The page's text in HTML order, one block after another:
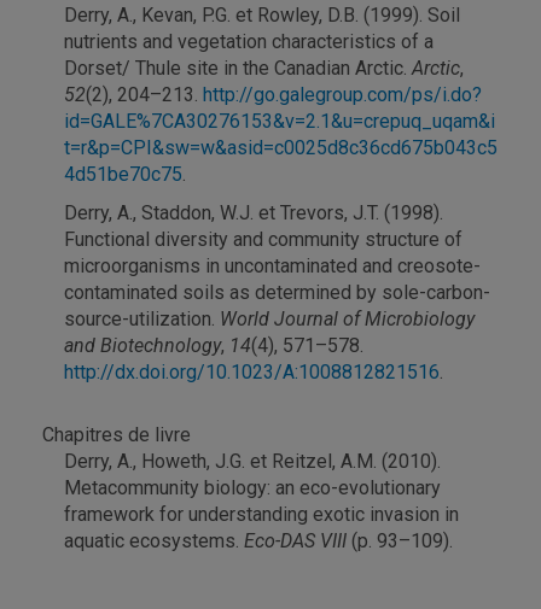
Derry, A., Kevan, P.G. et Rowley, D.B. (1999). Soil
nutrients and vegetation characteristics of a
Dorset/ Thule site in the Canadian Arctic.Arctic,
52(2), 204–213. http://go.galegroup.com/ps/i.do?
id=GALE%7CA30276153&v=2.1&u=crepuq_uqam&i
t=r&p=CPI&sw=w&asid=c0025d8c36cd675b043c5
4d51be70c75.
Derry, A., Staddon, W.J. et Trevors, J.T. (1998).
Functional diversity and community structure of
microorganisms in uncontaminated and creosote-
contaminated soils as determined by sole-carbon-
source-utilization. World Journal of Microbiology
and Biotechnology, 14(4), 571–578.
http://dx.doi.org/10.1023/A:1008812821516.
Chapitres de livre
Derry, A., Howeth, J.G. et Reitzel, A.M. (2010).
Metacommunity biology: an eco-evolutionary
framework for understanding exotic invasion in
aquatic ecosystems. Eco-DAS VIII (p. 93–109).